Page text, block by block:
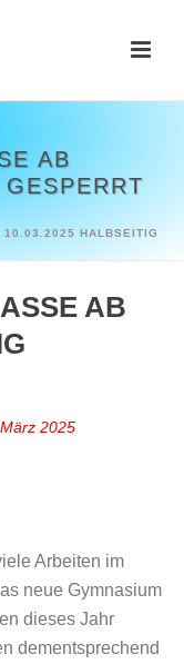
AB 1
HALBSEITIG G
AB 1
2025
Arbeiten im
neue Gymnasium
dieses Jahr
dementsprechend